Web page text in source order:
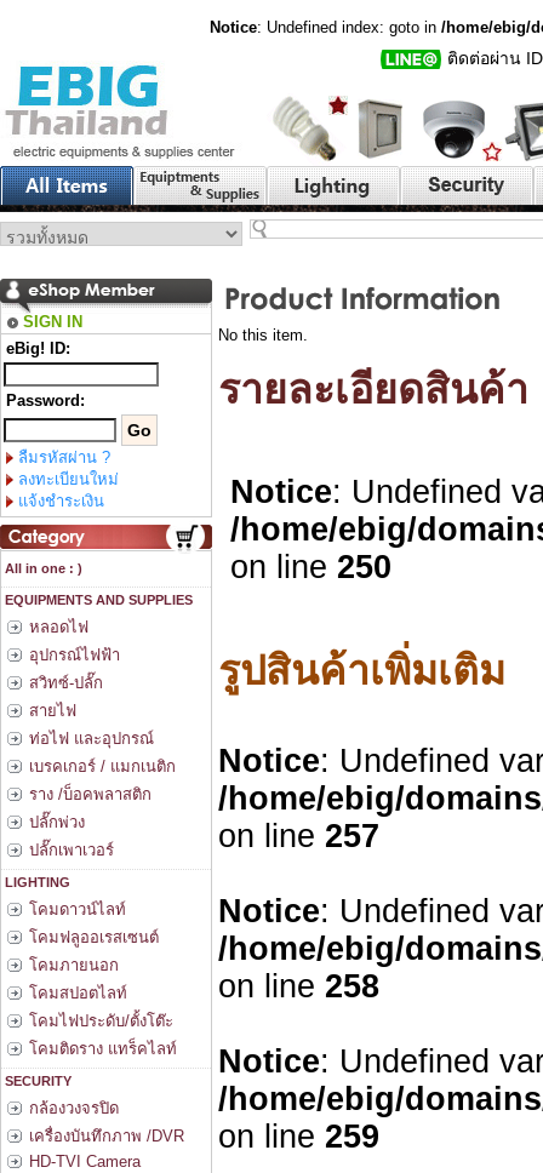
Notice: Undefined index: goto in /home/ebig/
ติดต่อผ่าน
SIGN IN
eBig! ID:
Password:
ลืมรหัสผ่าน ?
ลงทะเบียนใหม่
แจ้งชำระเงิน
All in one : )
EQUIPMENTS AND SUPPLIES
หลอดไฟ
อุปกรณ์ไฟฟ้า
สวิทซ์-ปลั๊ก
สายไฟ
ท่อไฟ และอุปกรณ์
เบรคเกอร์ / แมกเนติก
ราง /บ็อคพลาสติก
ปลั๊กพ่วง
ปลั๊กเพาเวอร์
LIGHTING
โคมดาวน์ไลท์
โคมฟลูออเรสเซนต์
โคมภายนอก
โคมสปอตไลท์
โคมไฟประดับ/ตั้งโต๊ะ
โคมติดราง แทร็คไลท์
SECURITY
กล้องวงจรปิด
เครื่องบันทึกภาพ /DVR
HD-TVI Camera
No this item.
รายละเอียดสินค้า
Notice: Undefined
/home/ebig/
on line 250
รูปสินค้าเพิ่มเติม
Notice: Undefined
/home/ebig/
on line 257
Notice: Undefined
/home/ebig/
on line 258
Notice: Undefined
/home/ebig/
on line 259